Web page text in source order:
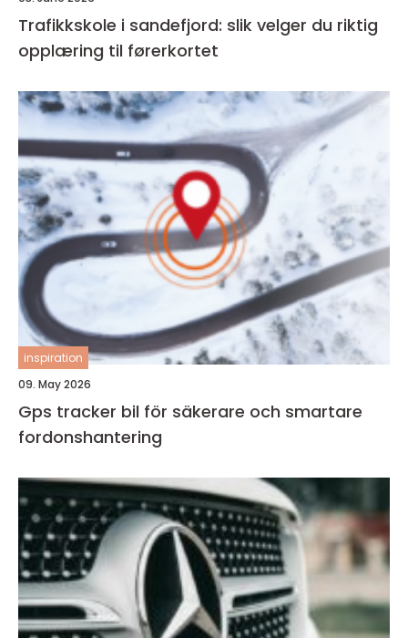
Trafikkskole i sandefjord: slik velger du riktig
opplæring til førerkortet
inspiration
09. May 2026
Gps tracker bil för säkerare och smartare
fordonshantering